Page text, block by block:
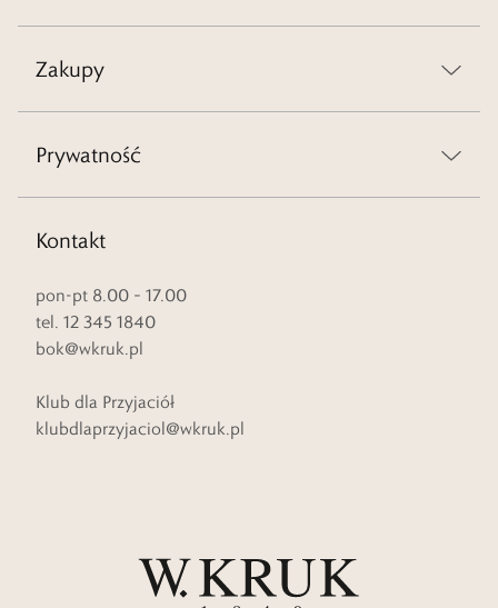
Zakupy
Prywatność
Kontakt
pon-pt 8.00 – 17.00
tel. 12 345 1840
bok@wkruk.pl
Klub dla Przyjaciół
klubdlaprzyjaciol@wkruk.pl